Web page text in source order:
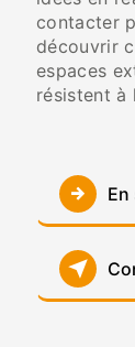
contacter
découvrir
espaces
résistent à